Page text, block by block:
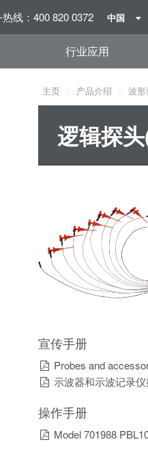
线：400 820 0372 中国
行业应用
主页 产品介绍 波
逻辑探
宣传手册
Probes and
示波器和示波记录
操作手册
Model 701988